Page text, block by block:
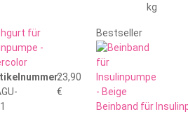
kg
für
-
23,90
€
Bestseller
Beinband für